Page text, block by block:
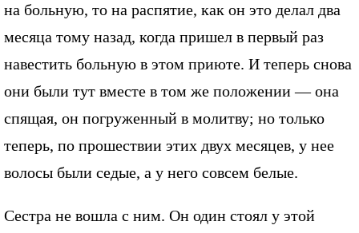
на больную, то на распятие, как он это делал два
месяца тому назад, когда пришел в первый раз
навестить больную в этом приюте. И теперь снова
они были тут вместе в том же положении — она
спящая, он погруженный в молитву; но только
теперь, по прошествии этих двух месяцев, у нее
волосы были седые, а у него совсем белые.
Сестра не вошла с ним. Он один стоял у этой